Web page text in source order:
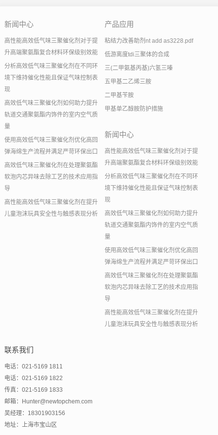
新闻中心
高性能高效低气味三聚催化剂对于提
升高端聚氨酯复合材料环保级别效能
分析高效低气味三聚催化剂在不同环
境下维持催化性能且保证气味控制表
现
高效低气味三聚催化剂如何助力提升
轨道交通聚氨酯内饰件的室内空气质
量
使用高效低气味三聚催化剂优化高回
弹海绵生产流程并满足严苛环保出口
高效低气味三聚催化剂在处理聚氨酯
软泡内芯异味去除工艺的技术应用指
导
高性能高效低气味三聚催化剂在提升
儿童泡沫玩具安全性与触感表现分析
产品应用
粘结力改善助剂nt add as3228.pdf
低游离度tdi三聚体的合成
三(二甲氨基丙基)六氢三嗪
五甲基二乙烯三胺
二甲基苄胺
甲基单乙醇胺防护措施
新闻中心
高性能高效低气味三聚催化剂对于提
升高端聚氨酯复合材料环保级别效能
分析高效低气味三聚催化剂在不同环
境下维持催化性能且保证气味控制表
现
高效低气味三聚催化剂如何助力提升
轨道交通聚氨酯内饰件的室内空气质
量
使用高效低气味三聚催化剂优化高回
弹海绵生产流程并满足严苛环保出口
高效低气味三聚催化剂在处理聚氨酯
软泡内芯异味去除工艺的技术应用指
导
高性能高效低气味三聚催化剂在提升
儿童泡沫玩具安全性与触感表现分析
联系我们
电话：021-5169 1811
电话：021-5169 1822
传真：021-5169 1833
邮箱：Hunter@newtopchem.com
吴经理：18301903156
地址：上海市宝山区